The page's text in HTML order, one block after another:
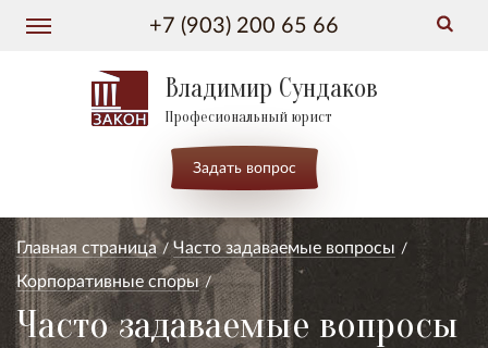
+7 (903) 200 65 66
Владимир Сундаков
Професиональный юрист
Задать вопрос
Главная страница
Часто задаваемые вопросы
Корпоративные споры
Часто задаваемые вопросы